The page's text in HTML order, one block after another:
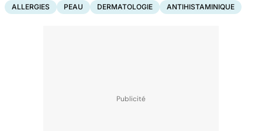
ALLERGIES PEAU DERMATOLOGIE ANTIHISTAMINIQUE